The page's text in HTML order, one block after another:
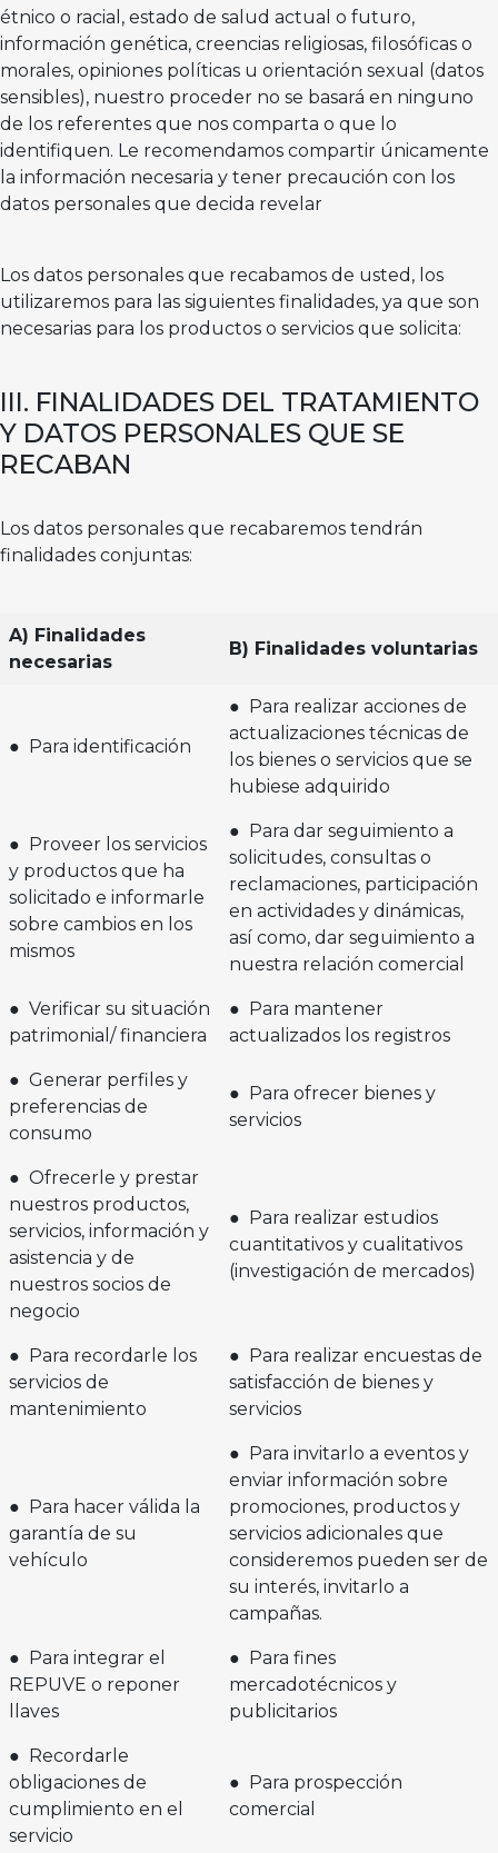
étnico o racial, estado de salud actual o futuro,
información genética, creencias religiosas, filosóficas o
morales, opiniones políticas u orientación sexual (datos
sensibles), nuestro proceder no se basará en ninguno
de los referentes que nos comparta o que lo
identifiquen. Le recomendamos compartir únicamente
la información necesaria y tener precaución con los
datos personales que decida revelar
Los datos personales que recabamos de usted, los
utilizaremos para las siguientes finalidades, ya que son
necesarias para los productos o servicios que solicita:
III. FINALIDADES DEL TRATAMIENTO
Y DATOS PERSONALES QUE SE
RECABAN
Los datos personales que recabaremos tendrán
finalidades conjuntas:
A) Finalidades
necesarias
B) Finalidades voluntarias
● Para identificación
● Para realizar acciones de
actualizaciones técnicas de
los bienes o servicios que se
hubiese adquirido
● Proveer los servicios
y productos que ha
solicitado e informarle
sobre cambios en los
mismos
● Para dar seguimiento a
solicitudes, consultas o
reclamaciones, participación
en actividades y dinámicas,
así como, dar seguimiento a
nuestra relación comercial
● Verificar su situación
patrimonial/ financiera
● Para mantener
actualizados los registros
● Generar perfiles y
preferencias de
consumo
● Para ofrecer bienes y
servicios
● Ofrecerle y prestar
nuestros productos,
servicios, información y
asistencia y de
nuestros socios de
negocio
● Para realizar estudios
cuantitativos y cualitativos
(investigación de mercados)
● Para recordarle los
servicios de
mantenimiento
● Para realizar encuestas de
satisfacción de bienes y
servicios
● Para hacer válida la
garantía de su
vehículo
● Para invitarlo a eventos y
enviar información sobre
promociones, productos y
servicios adicionales que
consideremos pueden ser de
su interés, invitarlo a
campañas.
● Para integrar el
REPUVE o reponer
llaves
● Para fines
mercadotécnicos y
publicitarios
● Recordarle
obligaciones de
cumplimiento en el
servicio
● Para prospección
comercial